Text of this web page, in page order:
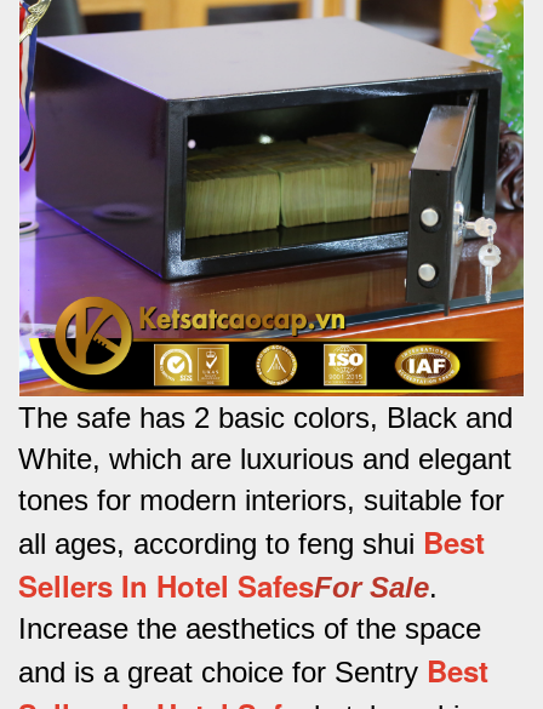
The safe has 2 basic colors, Black and
White, which are luxurious and elegant
tones for modern interiors, suitable for
all ages, according to feng shui Best
Sellers In Hotel SafesFor Sale.
Increase the aesthetics of the space
and is a great choice for Sentry Best